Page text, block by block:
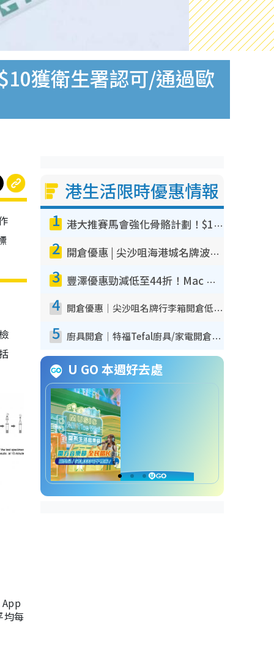
獲衛生署認可/通過歐
均每
港生活限時優惠情報
1 港大推賽馬會強化骨骼計劃！$100骨質密度X光檢查 完成免費運動訓練送超市禮券！附參加資格
2 開倉優惠 | 尖沙咀海港城名牌波鞋開倉低至1折！On鞋$899起／Joy&Peace鞋履$98起
3 豐澤優惠勁減低至44折！Mac mini/iPhone17Pro大減價！廚房家電$220起
4 開倉優惠｜尖沙咀名牌行李箱開倉低至4折！一連5日 American Tourister/ace./Hallmark $200起！
5 廚具開倉｜特福Tefal廚具/家電開倉低至3折！$220起買平底鍋/炒鑊/湯煲！電飯煲/吸塵機/燙斗$418起
U GO 本週好去處